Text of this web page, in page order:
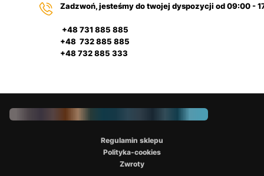
Zadzwoń, jesteśmy do twojej dyspozycji od 09:00 -
+48 731 885 885
+48 732 885 885
+48 732 885 333
Regulamin sklepu
Polityka-cookies
Zwroty